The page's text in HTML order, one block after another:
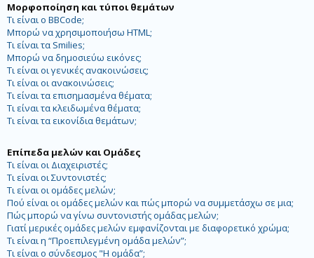
Μορφοποίηση και τύποι θεμάτων
Τι είναι ο BBCode;
Μπορώ να χρησιμοποιήσω HTML;
Τι είναι τα Smilies;
Μπορώ να δημοσιεύω εικόνες;
Τι είναι οι γενικές ανακοινώσεις;
Τι είναι οι ανακοινώσεις;
Τι είναι τα επισημασμένα θέματα;
Τι είναι τα κλειδωμένα θέματα;
Τι είναι τα εικονίδια θεμάτων;
Επίπεδα μελών και Ομάδες
Τι είναι οι Διαχειριστές;
Τι είναι οι Συντονιστές;
Τι είναι οι ομάδες μελών;
Πού είναι οι ομάδες μελών και πώς μπορώ να συμμετάσχω σε μια;
Πώς μπορώ να γίνω συντονιστής ομάδας μελών;
Γιατί μερικές ομάδες μελών εμφανίζονται με διαφορετικό χρώμα;
Τι είναι η “Προεπιλεγμένη ομάδα μελών”;
Τι είναι ο σύνδεσμος "Η ομάδα”;